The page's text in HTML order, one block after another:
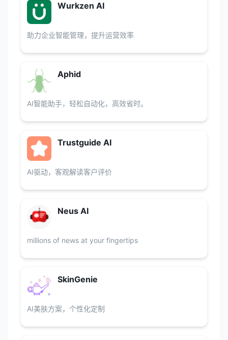
Wurkzen AI
助力企业智能管理，提升运营效率
Aphid
AI智能助手，轻松自动化，高效省时。
Trustguide AI
AI驱动，客观解读客户评价
Neus AI
millions of news at your fingertips
SkinGenie
AI美肤方案，个性化定制